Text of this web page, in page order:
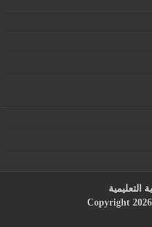
التعليمية
Copyright